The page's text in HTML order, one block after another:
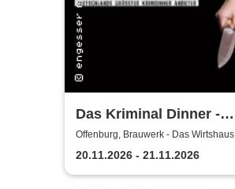
Das Kriminal Dinner -
Testament à la Carte
Offenburg, Brauwerk - Das Wirtshaus
20.11.2026 - 21.11.2026